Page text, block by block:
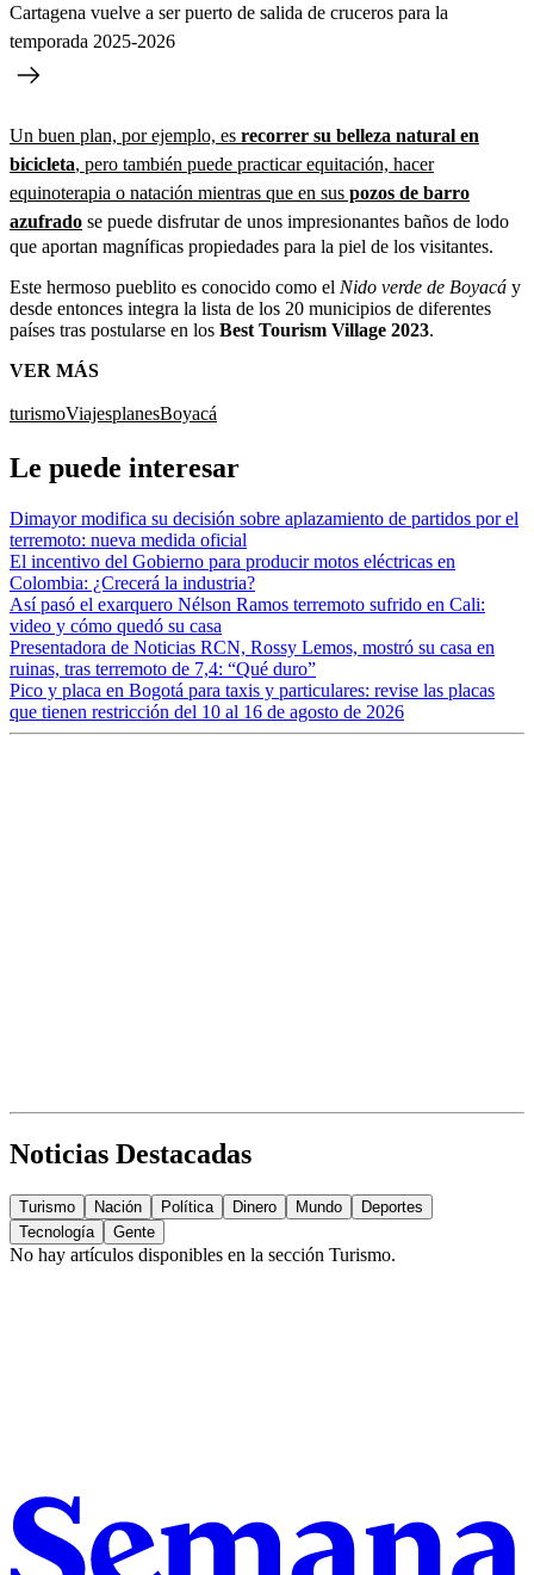
Cartagena vuelve a ser puerto de salida de cruceros para la
temporada 2025-2026
Un buen plan, por ejemplo, es recorrer su belleza natural en
bicicleta, pero también puede practicar equitación, hacer
equinoterapia o natación mientras que en sus pozos de barro
azufrado se puede disfrutar de unos impresionantes baños de lodo
que aportan magníficas propiedades para la piel de los visitantes.
Este hermoso pueblito es conocido como el Nido verde de Boyacá y
desde entonces integra la lista de los 20 municipios de diferentes
países tras postularse en los Best Tourism Village 2023.
VER MÁS
turismoViajesplanesBoyacá
Le puede interesar
Dimayor modifica su decisión sobre aplazamiento de partidos por el
terremoto: nueva medida oficial
El incentivo del Gobierno para producir motos eléctricas en
Colombia: ¿Crecerá la industria?
Así pasó el exarquero Nélson Ramos terremoto sufrido en Cali:
video y cómo quedó su casa
Presentadora de Noticias RCN, Rossy Lemos, mostró su casa en
ruinas, tras terremoto de 7,4: “Qué duro”
Pico y placa en Bogotá para taxis y particulares: revise las placas
que tienen restricción del 10 al 16 de agosto de 2026
Noticias Destacadas
Turismo Nación Política Dinero Mundo
Deportes
Tecnología
Gente
No hay artículos disponibles en la sección Turismo.